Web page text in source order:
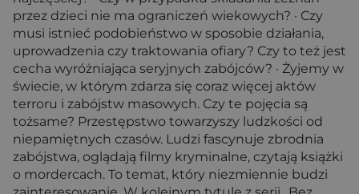
przez dzieci nie ma ograniczeń wiekowych? · Czy
musi istnieć podobieństwo w sposobie działania,
uprowadzenia czy traktowania ofiary? Czy to też jest
cecha wyróżniająca seryjnych zabójców? · Żyjemy w
świecie, w którym zdarza się coraz więcej aktów
terroru i zabójstw masowych. Czy te pojęcia są
tożsame? Przestępstwo towarzyszy ludzkości od
niepamiętnych czasów. Ludzi fascynuje zbrodnia
zabójstwa, oglądają filmy kryminalne, czytają książki
o mordercach. To temat, który niezmiennie budzi